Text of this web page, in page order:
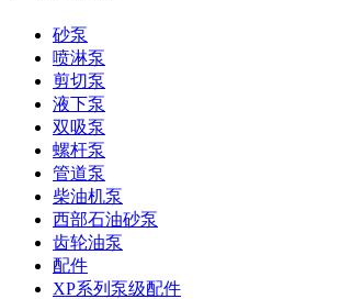
砂泵
喷淋泵
剪切泵
液下泵
双吸泵
螺杆泵
管道泵
柴油机泵
西部石油砂泵
齿轮油泵
配件
XP系列泵级配件